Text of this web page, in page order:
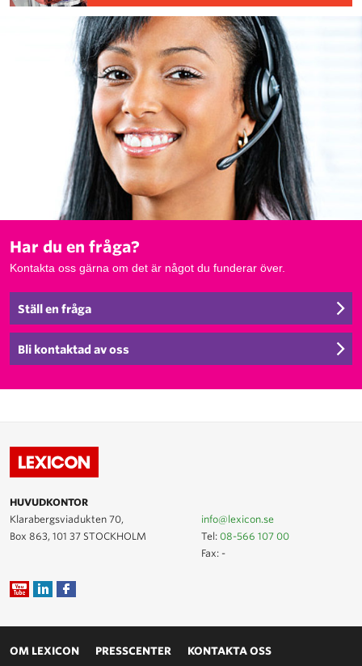
Har du en fråga?
Kontakta oss gärna om det är något du funderar över.
Ställ en fråga
Bli kontaktad av oss
HUVUDKONTOR
Klarabergsviadukten 70,
Box 863, 101 37 STOCKHOLM
info@lexicon.se
Tel:08-566 107 00
Fax: -
OM LEXICON PRESSCENTER KONTAKTA OSS